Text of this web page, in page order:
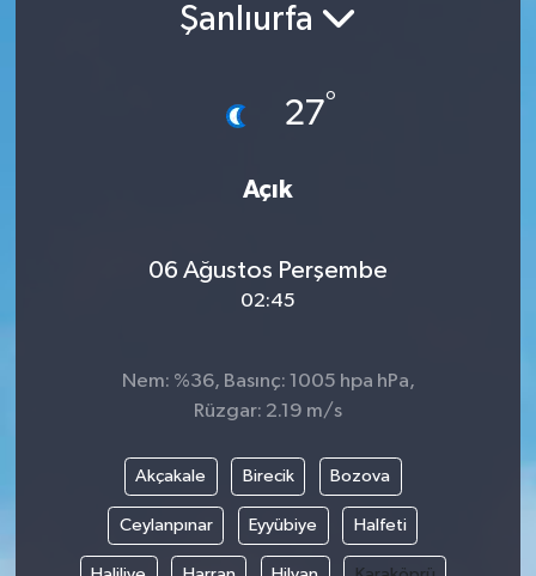
Şanlıurfa
27°
Açık
06 Ağustos Perşembe
02:45
Nem: %36, Basınç: 1005 hpa hPa,
Rüzgar: 2.19 m/s
Akçakale Birecik Bozova
Ceylanpınar Eyyübiye Halfeti
Sağlık & Yaşam